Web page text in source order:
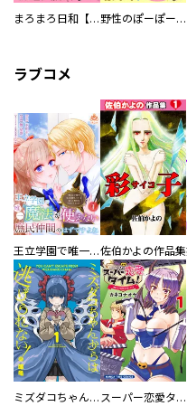
まろまろ日和【豪華版】 野性のぽーぽー【豪華版】
ラブコメ
王立学園で唯一魔法が使えない庶民仲間のはずですよね～実は王子様で私を溺愛しているなんて告白はやめてください～佐伯かよの作品集
ミズダコちゃんからは逃げられない！ スーパー恋愛タイム！～現場でドＳな彼女は自宅でデレる～